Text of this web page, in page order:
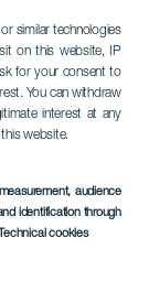
similar technologies
on this website, IP
for your consent to
You can withdraw
interest at any
website.
audience
identification through
cookies